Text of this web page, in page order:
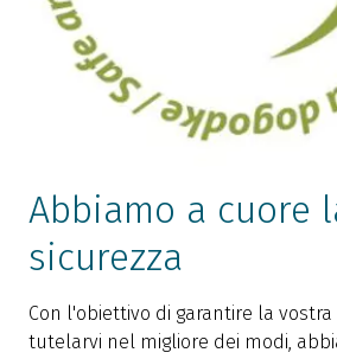
Abbiamo a cuore
sicurezza
Con l'obiettivo di garantire la vostra
tutelarvi nel migliore dei modi,